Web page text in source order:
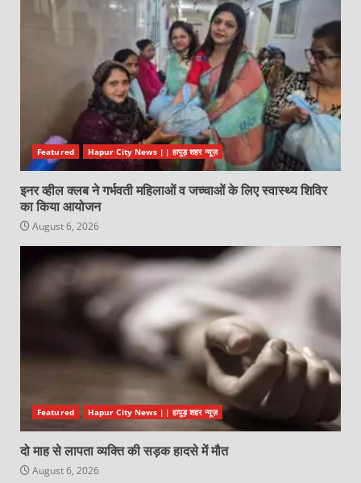
Featured Hapur City News || हापुड़ शहर न्यूज़
इनर व्हील क्लब ने गर्भवती महिलाओं व जच्चाओं के लिए स्वास्थ्य शिविर
का किया आयोजन
August 6, 2026
Featured Hapur City News || हापुड़ शहर न्यूज़
दो माह से लापता व्यक्ति की सड़क हादसे में मौत
August 6, 2026